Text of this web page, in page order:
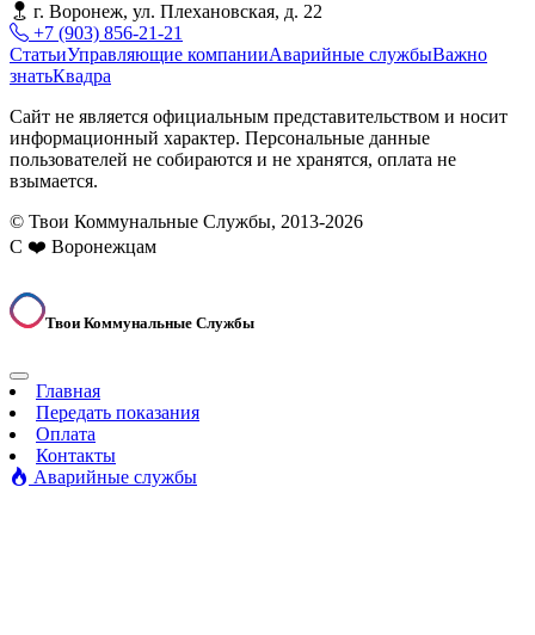
г. Воронеж, ул. Плехановская, д. 22
+7 (903) 856-21-21
СтатьиУправляющие компанииАварийные службыВажно
знатьКвадра
Сайт не является официальным представительством и носит
информационный характер. Персональные данные
пользователей не собираются и не хранятся, оплата не
взымается.
© Твои Коммунальные Службы, 2013-2026
С ❤️ Воронежцам
Твои Коммунальные Службы
Главная
Передать показания
Оплата
Контакты
Аварийные службы